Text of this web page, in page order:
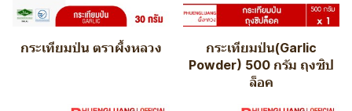
กระเทียมป่น ตราผึ้งหลวง
กระเทียมป่น(Garlic
Powder) 500 กรัม ถุงซิป
ล็อค